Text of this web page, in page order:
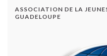
ASSOCIATION DE LA
GUADELOUPE